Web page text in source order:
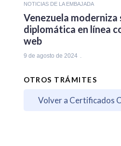
NOTICIAS DE LA EMBAJADA
Venezuela moderniza
diplomática en línea
web
9 de agosto de 2024
OTROS TRÁMITES
Volver a Certificados